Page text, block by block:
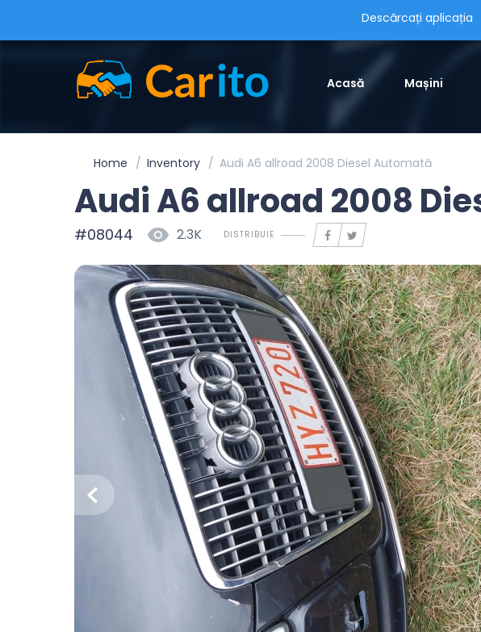
Descărcați aplicația
Acasă Mașini
Home Inventory Audi A6 allroad 2008 Diesel Automată
Audi A6 allroad 2008
#08044 2.3K DISTRIBUIE